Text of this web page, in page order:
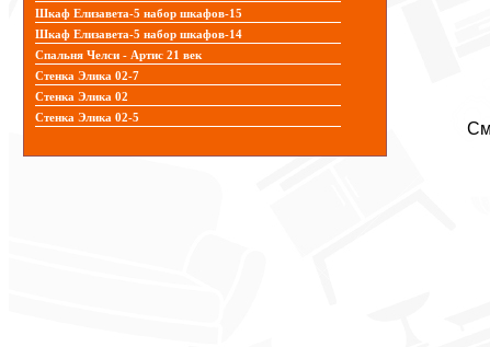
Шкаф Елизавета-5 набор шкафов-15
Шкаф Елизавета-5 набор шкафов-14
Спальня Челси - Артис 21 век
Стенка Элика 02-7
Стенка Элика 02
Стенка Элика 02-5